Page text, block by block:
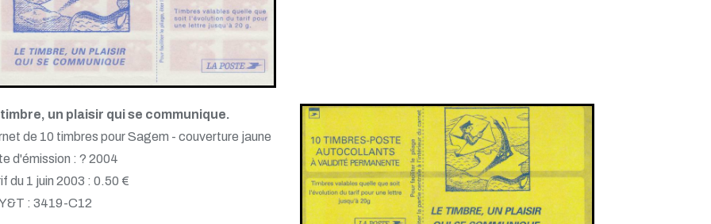
un plaisir qui se communique.
de 10 timbres pour Sagem - couverture jaune
d'émission : ? 2004
du 1 juin 2003 : 0.50 €
: 3419-C12